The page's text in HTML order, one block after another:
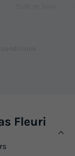
20m² - 1
Fleuri